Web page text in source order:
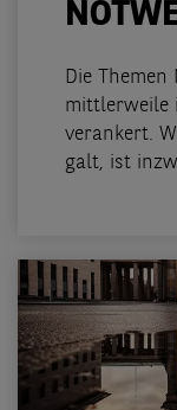
Die
mittlerweile
verankert.
galt, ist